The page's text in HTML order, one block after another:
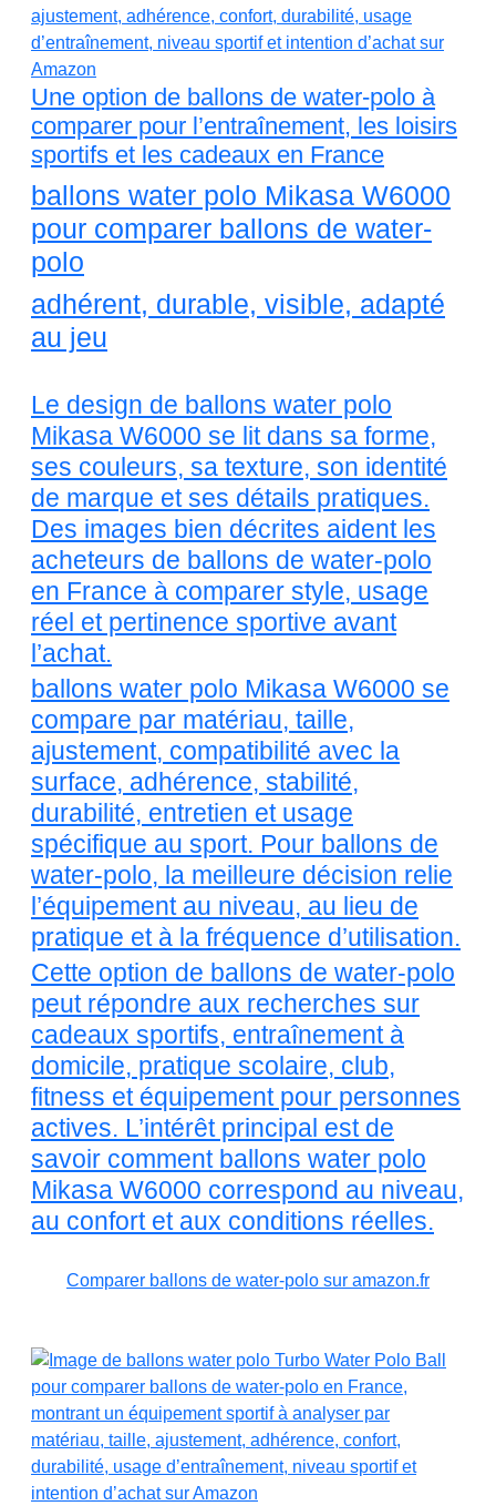
Une option de ballons de water-polo à
comparer pour l’entraînement, les loisirs
sportifs et les cadeaux en France
ballons water polo Mikasa W6000
pour comparer ballons de water-
polo
adhérent, durable, visible, adapté
au jeu
Le design de ballons water polo
Mikasa W6000 se lit dans sa forme,
ses couleurs, sa texture, son identité
de marque et ses détails pratiques.
Des images bien décrites aident les
acheteurs de ballons de water-polo
en France à comparer style, usage
réel et pertinence sportive avant
l’achat.
ballons water polo Mikasa W6000 se
compare par matériau, taille,
ajustement, compatibilité avec la
surface, adhérence, stabilité,
durabilité, entretien et usage
spécifique au sport. Pour ballons de
water-polo, la meilleure décision relie
l’équipement au niveau, au lieu de
pratique et à la fréquence d’utilisation.
Cette option de ballons de water-polo
peut répondre aux recherches sur
cadeaux sportifs, entraînement à
domicile, pratique scolaire, club,
fitness et équipement pour personnes
actives. L’intérêt principal est de
savoir comment ballons water polo
Mikasa W6000 correspond au niveau,
au confort et aux conditions réelles.
Comparer ballons de water-polo sur amazon.fr